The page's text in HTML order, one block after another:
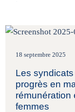
18 septembre 2025
Les
progrès en
rémunération
femmes